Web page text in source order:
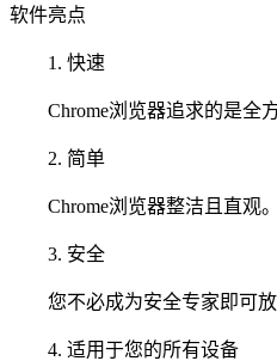
软件亮点
1. 快速
Chrome浏览器追求的是全方
2. 简单
Chrome浏览器整洁且直观。
3. 安全
您不必成为安全专家即可放
4. 适用于您的所有设备